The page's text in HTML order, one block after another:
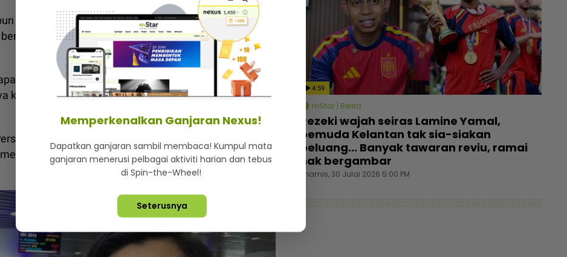
dulu pernah menetap di Sandakan dan Keningau
je," katanya ketika dihubungimStar Onlinepada
pelayar Twitter yang mengaku tidak dapat
kerana dia tidak mempunyai wang sebanyak itu untuk
dari Universiti Kebangsaan Malaysia (UKM)
hidangan laut dan kepak ayam panggang
4:59
mStar | Berita
Rezeki wajah seiras Lamine Yamal,
pemuda Kelantan tak sia-siakan
peluang... Banyak tawaran reviu, ramai
nak bergambar
Khamis, 30 Julai 2026 5:00 PM
Memperkenalkan Ganjaran Nexus!
Dapatkan ganjaran sambil membaca! Kumpul mata
ganjaran menerusi pelbagai aktiviti harian dan tebus
di Spin-the-Wheel!
Seterusnya